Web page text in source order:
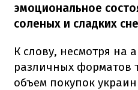
эмоциональное
соленых и сладких
К слову, несмотря на
различных форматов
объем покупок